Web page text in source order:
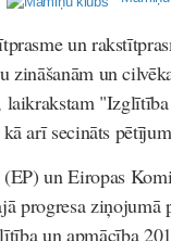
un
zināšanām un
laikrakstam
arī secināts
(EP) un Eiropas
progresa ziņojumā
un apmācība